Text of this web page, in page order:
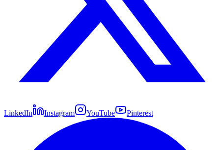
LinkedIn Instagram YouTube Pinterest